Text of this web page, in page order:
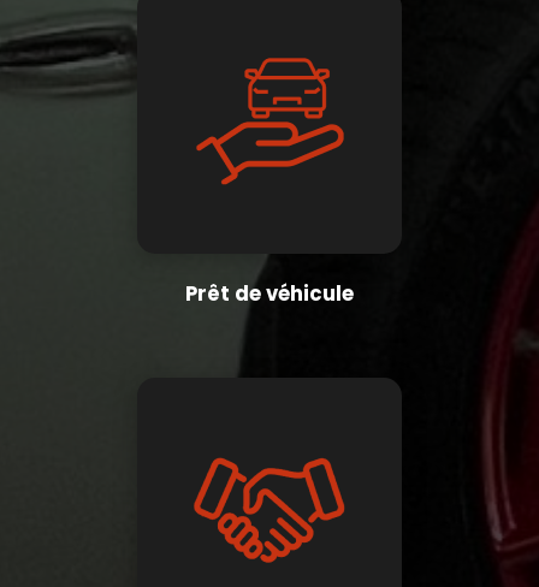
Prêt de véhicule